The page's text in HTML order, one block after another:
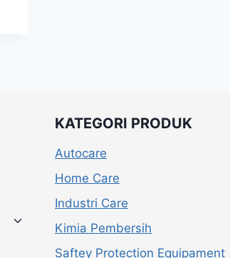
KATEGORI PRODUK
Autocare
Home Care
Industri Care
Kimia Pembersih
Saftey Protection Equipament